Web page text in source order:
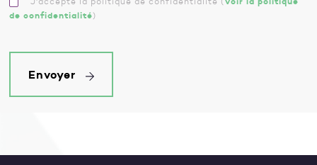
de confidentialité)